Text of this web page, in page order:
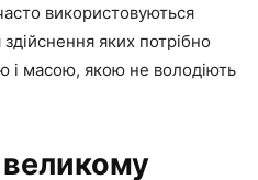
використовуються
здійснення яких потрібно
і масою, якою не володіють